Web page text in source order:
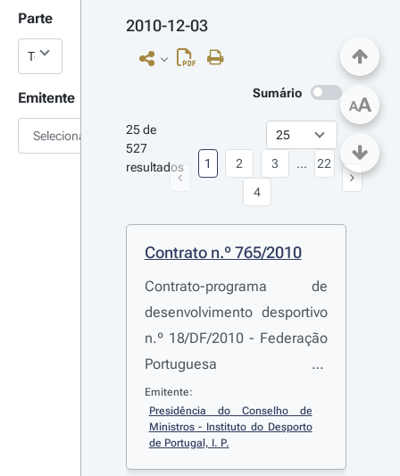
Parte
Emitente
Selecionar
2010-12-03
Sumário
25 de
527
resultados
1 2
3
4
... 22
Contrato n.º 765/2010
Contrato-programa de
desenvolvimento desportivo
n.º 18/DF/2010 - Federação
Portuguesa de
Paraquedismo
Emitente:
Presidência do Conselho de
Ministros - Instituto do Desporto
de Portugal, I. P.
AA